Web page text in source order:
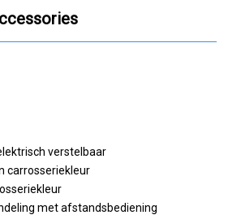
verstelbaar
carrosseriekleur
met afstandsbediening